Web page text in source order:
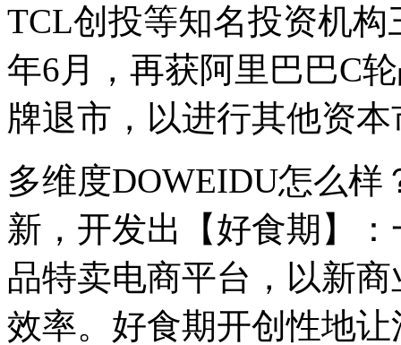
TCL创投等知名投资机构
年6月，再获阿里巴巴C
牌退市，以进行其他资
多维度DOWEIDU怎么样
新，开发出【好食期】
品特卖电商平台，以新
效率。好食期开创性地